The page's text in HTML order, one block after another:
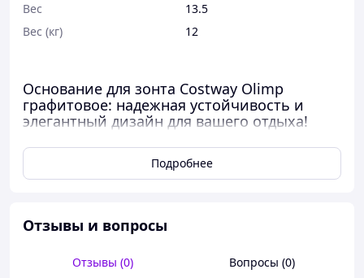
Вес
13.5
Вес (кг)
12
Основание для зонта Costway Olimp
графитовое: надежная устойчивость и
элегантный дизайн для вашего отдыха!
Подробнее
Отзывы и вопросы
Отзывы (0) Вопросы (0)